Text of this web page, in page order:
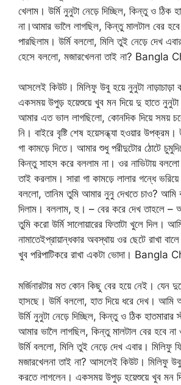
খেলাম। উর্মি নুনুটা নেড়ে দিচ্ছিল, কিন্তু ও ঠিক
না।আমার ভালৈ লাগছিল, কিন্তু মালটাল বের
পারছিলাম। উর্মি বললো, মিলি তুই নেড়ে দেখ
হেসে বললো, মজারখেলনা তাই না? Bangla
আসলেই কিউট। মিলিফু উবু হয়ে নুনুটা নাড়াচাড়া
একসময় উপুড় হয়েশুয়ে খুব মন দিয়ে দু হাতে
আমার এত ভাল লাগছিলো, কোনদিক দিয়ে সময়
নি। বাইরে বৃষ্টি শেষ হয়েসন্ধ্যা হওয়ার উপক্রম।
গা কামড়ে দিতে। আমার শুধু পরীদুটোর ঠোটে
কিন্তু সাহস করে বললাম না। ওর নাভিটায় বললো
তাই করলাম। সারা গা কামড়ে লালার গন্ধে
বললো, তানিম তুমি আমার নুনু দেখতে চাও? আমি
দিলাম। বললাম, হু। – বের করে দেখ তাহলে –
তুমি করো উর্মি সালোয়ারের ফিতাটা খুলে দিল।
নামাতেইপ্রায়ান্ধকার অবস্থায় ওর ছেটে রাখা
খুব পরিপাটিকরে রাখা একটা ভোদা। Bangla
মর্জিনারটার মত কোন কিছু বের হয়ে নেই। যেন
হাসছে। উর্মি বললো, হাত দিয়ে ধরে দেখ। আমি
উর্মি নুনুটা নেড়ে দিচ্ছিল, কিন্তু ও ঠিক হাতমারার
আমার ভালৈ লাগছিল, কিন্তু মালটাল বের হবে না
উর্মি বললো, মিলি তুই নেড়ে দেখ এবার। মিলিফু
মজারখেলনা তাই না? আসলেই কিউট। মিলিফু উবু
করতে লাগলেন। একসময় উপুড় হয়েশুয়ে খুব মন